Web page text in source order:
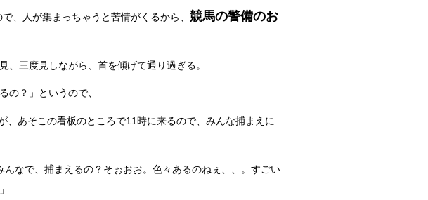
、人が集まっちゃうと苦情がくるから、 競馬の警備のお
、三度見しながら、首を傾げて通り過ぎる。
の？」というので、
、あそこの看板のところで11時に来るので、みんな捕まえに
んなで、捕まえるの？そぉおお。色々あるのねぇ、、。すごい